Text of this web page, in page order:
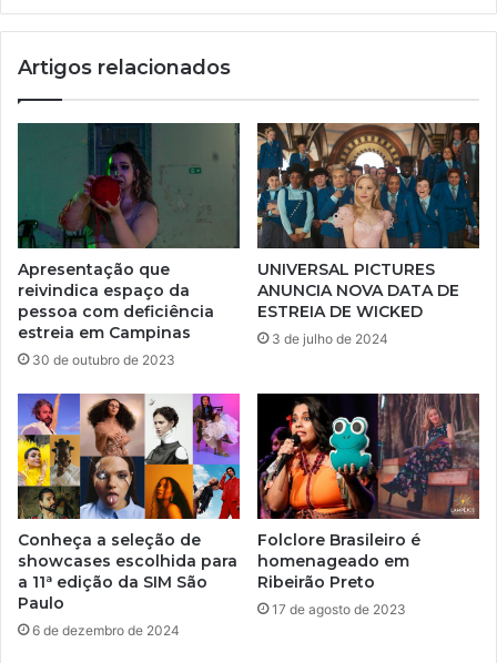
Artigos relacionados
Apresentação que
reivindica espaço da
pessoa com deficiência
estreia em Campinas
30 de outubro de 2023
UNIVERSAL PICTURES
ANUNCIA NOVA DATA DE
ESTREIA DE WICKED
3 de julho de 2024
Conheça a seleção de
showcases escolhida para
a 11ª edição da SIM São
Paulo
6 de dezembro de 2024
Folclore Brasileiro é
homenageado em
Ribeirão Preto
17 de agosto de 2023